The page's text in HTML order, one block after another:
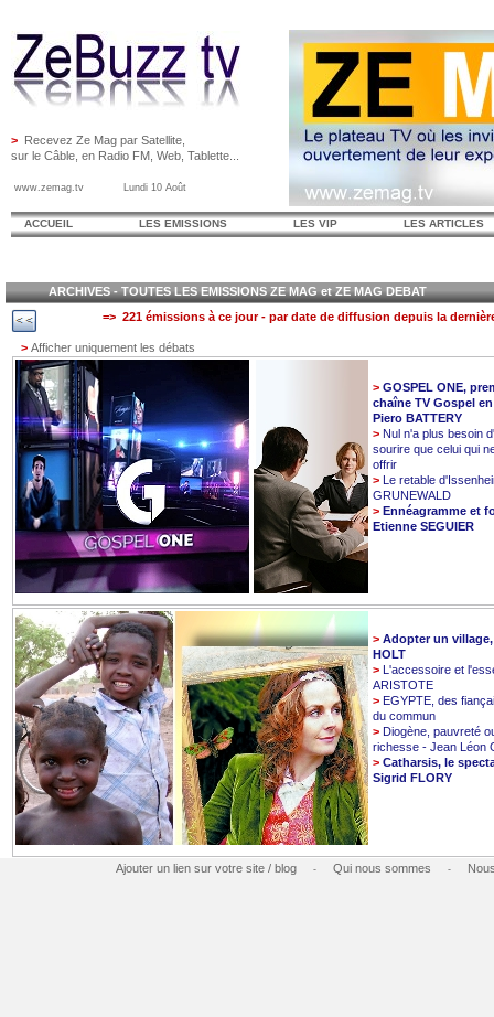
> Recevez Ze Mag par Satellite,
sur le Câble, en Radio FM, Web, Tablette...
www.zemag.tv Lundi 10 Août
ACCUEIL LES EMISSIONS LES VIP LES ARTICLES
ARCHIVES - TOUTES LES EMISSIONS ZE MAG et ZE MAG DEBAT
=> 221 émissions à ce jour - par date de diffusion depuis la
> Afficher uniquement les débats
> GOSPEL ONE,
chaîne TV Gospel
Piero BATTERY
> Nul n'a plus besoin
sourire que celui qui
offrir
> Le retable
GRUNEWALD
> Ennéagramme et
Etienne SEGUIER
> Adopter un
HOLT
> L'accessoire et
ARISTOTE
> EGYPTE, des
du commun
> Diogène, pauvreté
richesse - Jean Léon
> Catharsis, le
Sigrid FLORY
Ajouter un lien sur votre site / blog - Qui nous sommes -